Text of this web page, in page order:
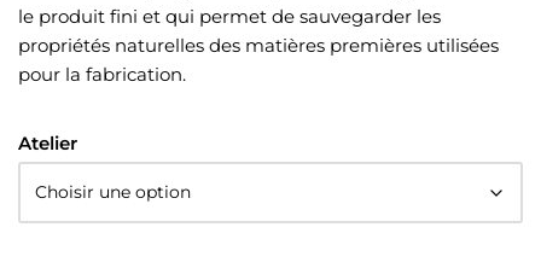
le produit fini et qui permet de sauvegarder les
propriétés naturelles des matières premières utilisées
pour la fabrication.
Atelier